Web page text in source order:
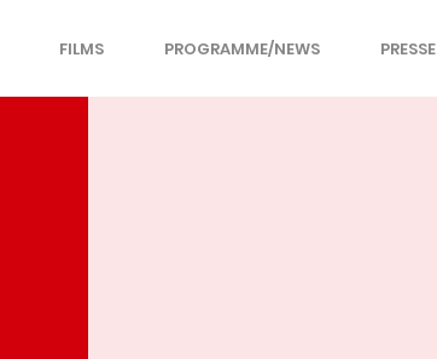
FILMS PROGRAMME/NEWS PRESSE